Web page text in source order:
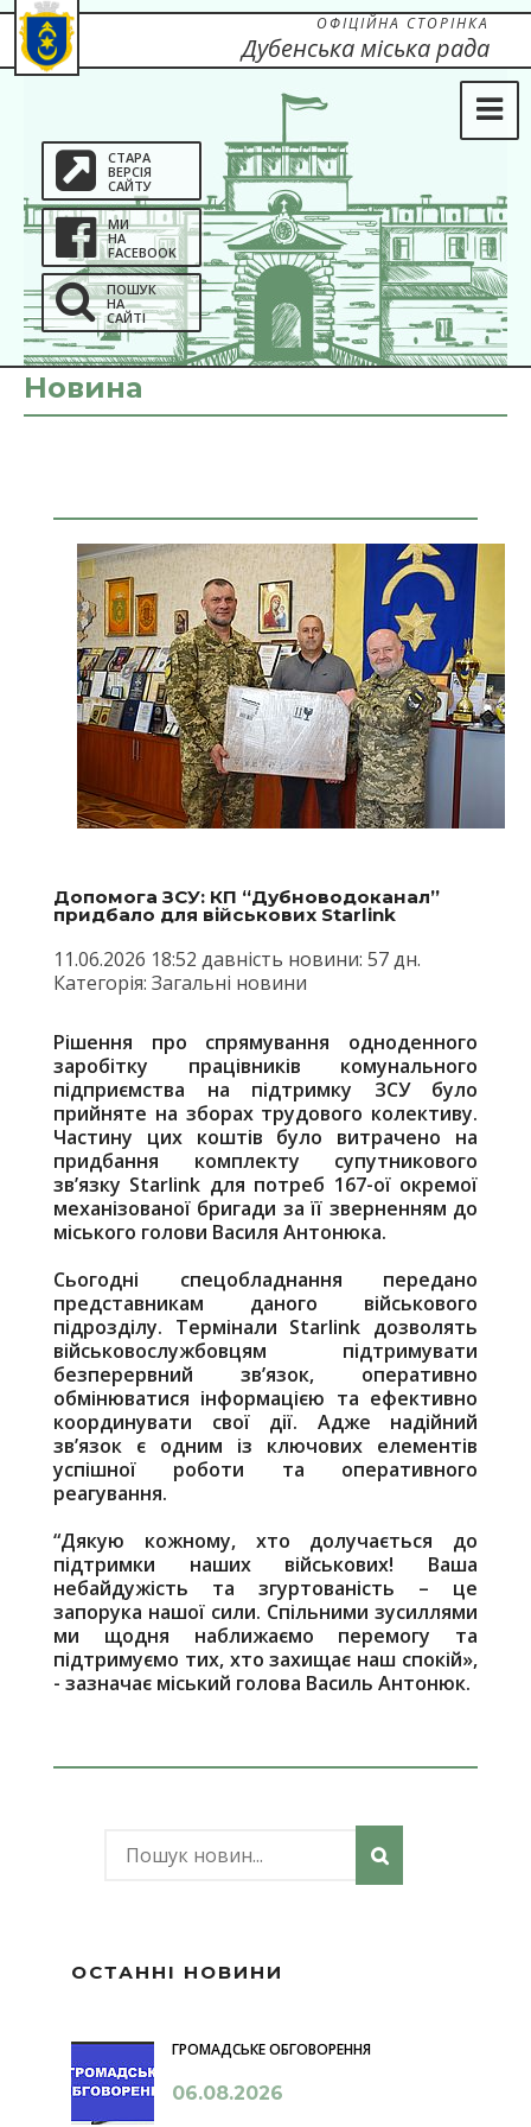
СТАРА
ВЕРСІЯ
САЙТУ
МИ
НА
FACEBOOK
ПОШУК
НА
САЙТІ
ОФІЦІЙНА СТОРІНКА
Дубенська міська рада
Новина
Допомога ЗСУ: КП “Дубноводоканал”
придбало для військових Starlink
11.06.2026 18:52 давність новини: 57 дн.
Категорія: Загальні новини
Рішення про спрямування одноденного
заробітку працівників комунального
підприємства на підтримку ЗСУ було
прийняте на зборах трудового колективу.
Частину цих коштів було витрачено на
придбання комплекту супутникового
зв’язку Starlink для потреб 167-ої окремої
механізованої бригади за її зверненням до
міського голови Василя Антонюка.
Сьогодні спецобладнання передано
представникам даного військового
підрозділу. Термінали Starlink дозволять
військовослужбовцям підтримувати
безперервний зв’язок, оперативно
обмінюватися інформацією та ефективно
координувати свої дії. Адже надійний
зв’язок є одним із ключових елементів
успішної роботи та оперативного
реагування.
“Дякую кожному, хто долучається до
підтримки наших військових! Ваша
небайдужість та згуртованість – це
запорука нашої сили. Спільними зусиллями
ми щодня наближаємо перемогу та
підтримуємо тих, хто захищає наш спокій»,
- зазначає міський голова Василь Антонюк.
ОСТАННІ НОВИНИ
ГРОМАДСЬКЕ ОБГОВОРЕННЯ
06.08.2026